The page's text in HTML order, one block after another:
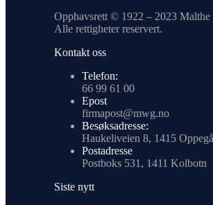
Opphavsrett © 1922 – 2023 Malthe
Alle rettigheter reservert.
Kontakt oss
Telefon:
66 99 61 00
Epost
firmapost@mwg.no
Besøksadresse:
Haukeliveien 8, 1415
Postadresse
Postboks 531, 1411 Kolbotn
Siste nytt